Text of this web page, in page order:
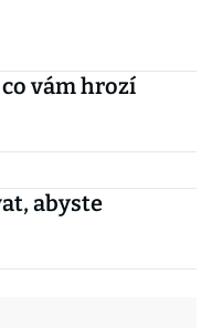
vám hrozí
abyste